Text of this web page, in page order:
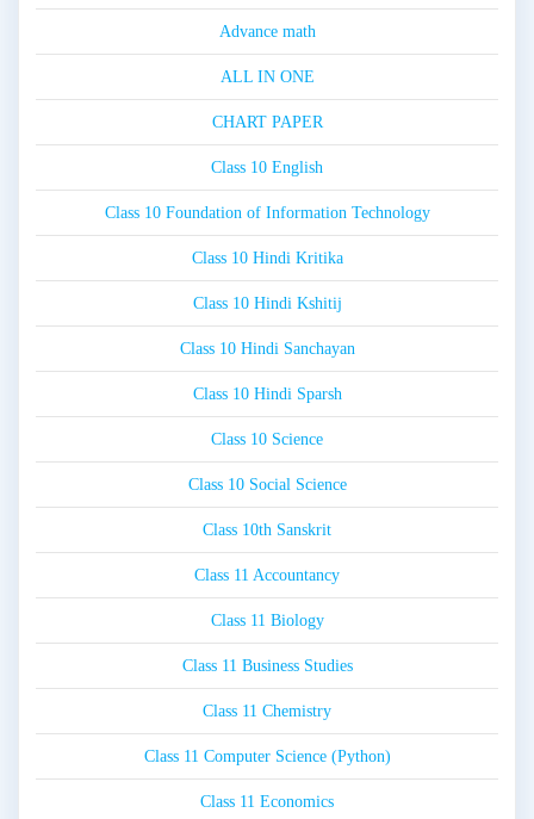
Advance math
ALL IN ONE
CHART PAPER
Class 10 English
Class 10 Foundation of Information Technology
Class 10 Hindi Kritika
Class 10 Hindi Kshitij
Class 10 Hindi Sanchayan
Class 10 Hindi Sparsh
Class 10 Science
Class 10 Social Science
Class 10th Sanskrit
Class 11 Accountancy
Class 11 Biology
Class 11 Business Studies
Class 11 Chemistry
Class 11 Computer Science (Python)
Class 11 Economics